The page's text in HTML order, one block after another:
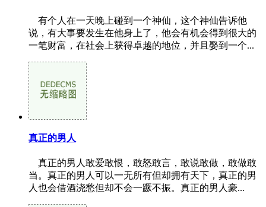
有个人在一天晚上碰到一个神仙，这个神仙告诉他
说，有大事要发生在他身上了，他会有机会得到很大的
一笔财富，在社会上获得卓越的地位，并且娶到一个...
真正的男人
真正的男人敢爱敢恨，敢怒敢言，敢说敢做，敢做敢
当。真正的男人可以一无所有但却拥有天下，真正的男
人也会借酒浇愁但却不会一蹶不振。真正的男人豪...